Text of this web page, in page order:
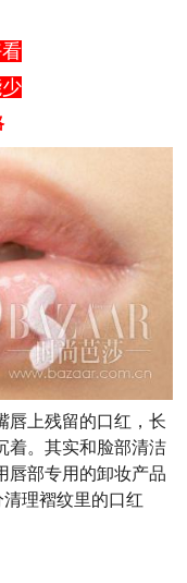
唇上残留的口红，长
着。其实和脸部清洁
唇部专用的卸妆产品
理褶纹里的口红